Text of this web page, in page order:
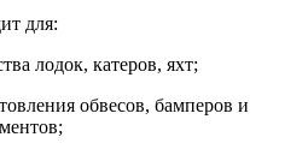
для:
лодок, катеров, яхт;
обвесов, бамперов и